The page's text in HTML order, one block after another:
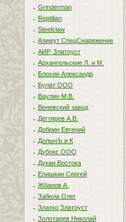
Grinderman
Reptilian
Steelclaw
Азимут СпецСнаряжение
АИР, Златоуст
Архангельские Л. и М.
Блохин Александр
Булат ООО
Ваулин М.В.
Веневский завод
Дегтярев А.В.
Добрин Евгений
ДолычЪ и К
Дубокс ООО
Дукан Востока
Епишкин Сергей
Жбанов А.
Забела Олег
Златко,Златоуст
Золотарев Николай